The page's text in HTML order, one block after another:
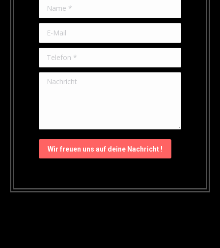
Name *
E-Mail
Telefon *
Nachricht
Wir freuen uns auf deine Nachricht !